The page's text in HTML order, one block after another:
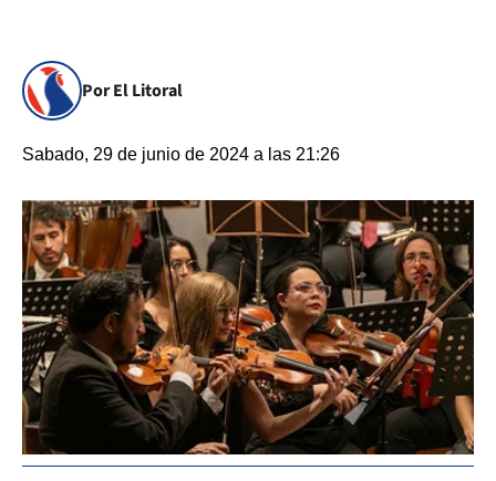
Por El Litoral
Sabado, 29 de junio de 2024 a las 21:26